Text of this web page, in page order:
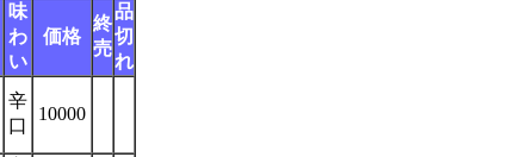
味
わ
い
価格
終
売
品
切
れ
辛
口
10000